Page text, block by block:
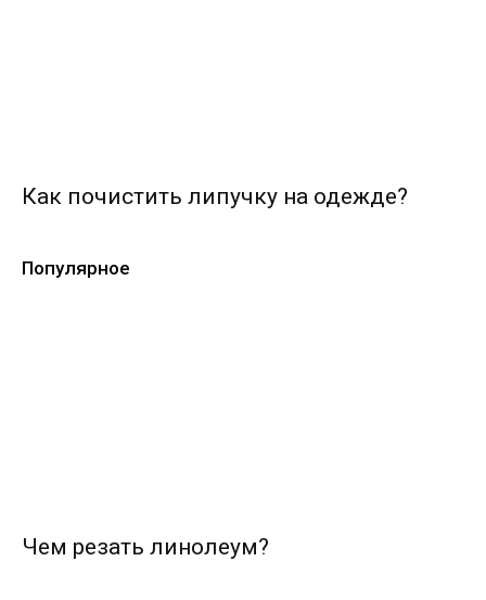
Как почистить липучку на одежде?
Популярное
Чем резать линолеум?